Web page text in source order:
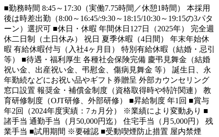
■勤務時間 8:45～17:30（実働7.75時間／休憩1時間） 本採用
後は時差出勤（8:00～16:45/:9:30～18:15/10:30～19:15の3パタ
ーン）選択可 ■休日・休暇 年間休日127日（2025年） 完全週
休二日制（土日休み） 祝日 夏季休暇（4日間） 年末年始休
暇 有給休暇付与（入社4ヶ月目） 特別有給休暇（結婚・忌引
等） ■待遇・福利厚生 各種社会保険完備 慶弔見舞金（結婚
祝い金、出産祝い金、弔慰金、傷病見舞金 等） 誕生日、永
年勤続などにお祝い品やギフト券贈呈 外部カウンセリング
窓口設置 報奨金・補償金制度（資格取得時や特許関連） 教
育研修制度（OJT研修、外部研修） ■昇給制度 年1回 ■賞与
年2回（2024年度実績：7ヵ月分） ※業績により変動あり ■
諸手当 通勤手当（月50,000円迄） 住宅手当（月5,000円） 残
業手当 ■試用期間 ※要確認 ■受動喫煙防止措置 屋内禁煙